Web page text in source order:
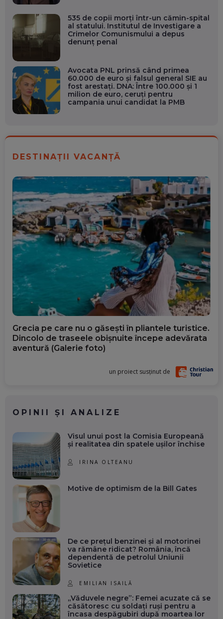
535 de copii morți într-un cămin-spital
al statului. Institutul de Investigare a
Crimelor Comunismului a depus
denunț penal
Avocata PNL prinsă când primea
60.000 de euro și falsul general SIE au
fost arestați. DNA: Între 100.000 și 1
milion de euro, ceruți pentru
campania unui candidat la PMB
DESTINAȚII VACANȚĂ
Grecia pe care nu o găsești în pliantele turistice.
Dincolo de traseele obișnuite începe adevărata
aventură (Galerie foto)
un proiect susținut de
OPINII ȘI ANALIZE
Visul unui post la Comisia Europeană
și realitatea din spatele ușilor închise
IRINA OLTEANU
Motive de optimism de la Bill Gates
De ce prețul benzinei și al motorinei
va rămâne ridicat? România, încă
dependentă de petrolul Uniunii
Sovietice
EMILIAN ISAILĂ
„Văduvele negre”: Femei acuzate că se
căsătoresc cu soldați ruși pentru a
încasa despăgubiri după moartea lor